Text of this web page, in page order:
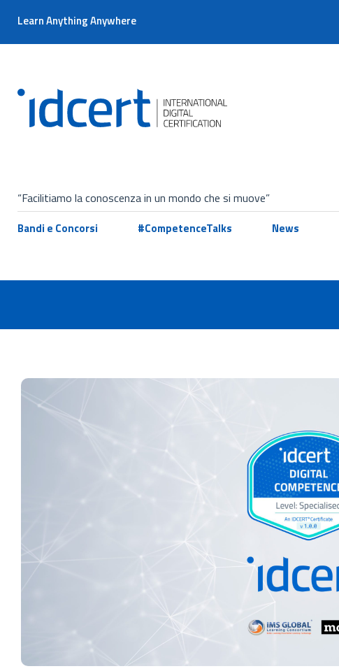
Learn Anything Anywhere
“Facilitiamo la conoscenza in un mondo che si muove”
Bandi e Concorsi #CompetenceTalks News